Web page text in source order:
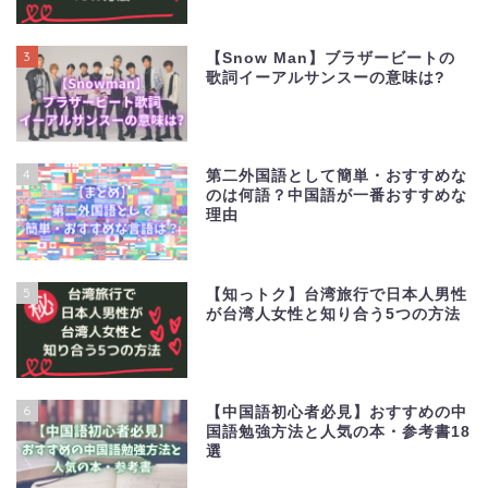
3
【Snow Man】ブラザービートの
歌詞イーアルサンスーの意味は?
4
第二外国語として簡単・おすすめな
のは何語？中国語が一番おすすめな
理由
5
【知っトク】台湾旅行で日本人男性
が台湾人女性と知り合う5つの方法
6
【中国語初心者必見】おすすめの中
国語勉強方法と人気の本・参考書18
選